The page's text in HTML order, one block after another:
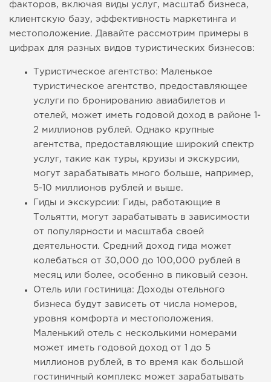
факторов, включая виды услуг, масштаб бизнеса,
клиентскую базу, эффективность маркетинга и
местоположение. Давайте рассмотрим примеры в
цифрах для разных видов туристических бизнесов:
Туристическое агентство: Маленькое
туристическое агентство, предоставляющее
услуги по бронированию авиабилетов и
отелей, может иметь годовой доход в районе 1-
2 миллионов рублей. Однако крупные
агентства, предоставляющие широкий спектр
услуг, такие как туры, круизы и экскурсии,
могут зарабатывать много больше, например,
5-10 миллионов рублей и выше.
Гиды и экскурсии: Гиды, работающие в
Тольятти, могут зарабатывать в зависимости
от популярности и масштаба своей
деятельности. Средний доход гида может
колебаться от 30,000 до 100,000 рублей в
месяц или более, особенно в пиковый сезон.
Отель или гостиница: Доходы отельного
бизнеса будут зависеть от числа номеров,
уровня комфорта и местоположения.
Маленький отель с несколькими номерами
может иметь годовой доход от 1 до 5
миллионов рублей, в то время как большой
гостиничный комплекс может зарабатывать